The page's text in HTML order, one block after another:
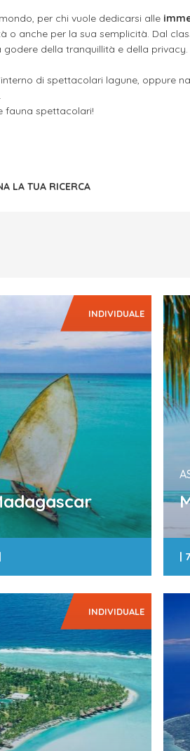
per chi vuole dedicarsi alle
anche per la sua semplicità. Dal
della tranquillità e della
di spettacolari lagune, oppure
fauna spettacolari!
LA TUA RICERCA
INDIVIDUALE
| |
INDIVIDUALE